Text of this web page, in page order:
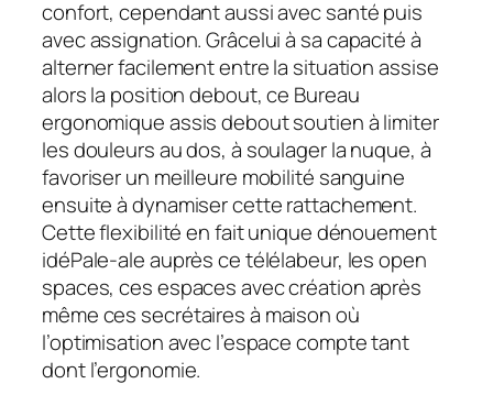
confort, cependant aussi avec santé puis
avec assignation. Grâcelui à sa capacité à
alterner facilement entre la situation assise
alors la position debout, ce Bureau
ergonomique assis debout soutien à limiter
les douleurs au dos, à soulager la nuque, à
favoriser un meilleure mobilité sanguine
ensuite à dynamiser cette rattachement.
Cette flexibilité en fait unique dénouement
idéPale-ale auprès ce télélabeur, les open
spaces, ces espaces avec création après
même ces secrétaires à maison où
l’optimisation avec l’espace compte tant
dont l’ergonomie.